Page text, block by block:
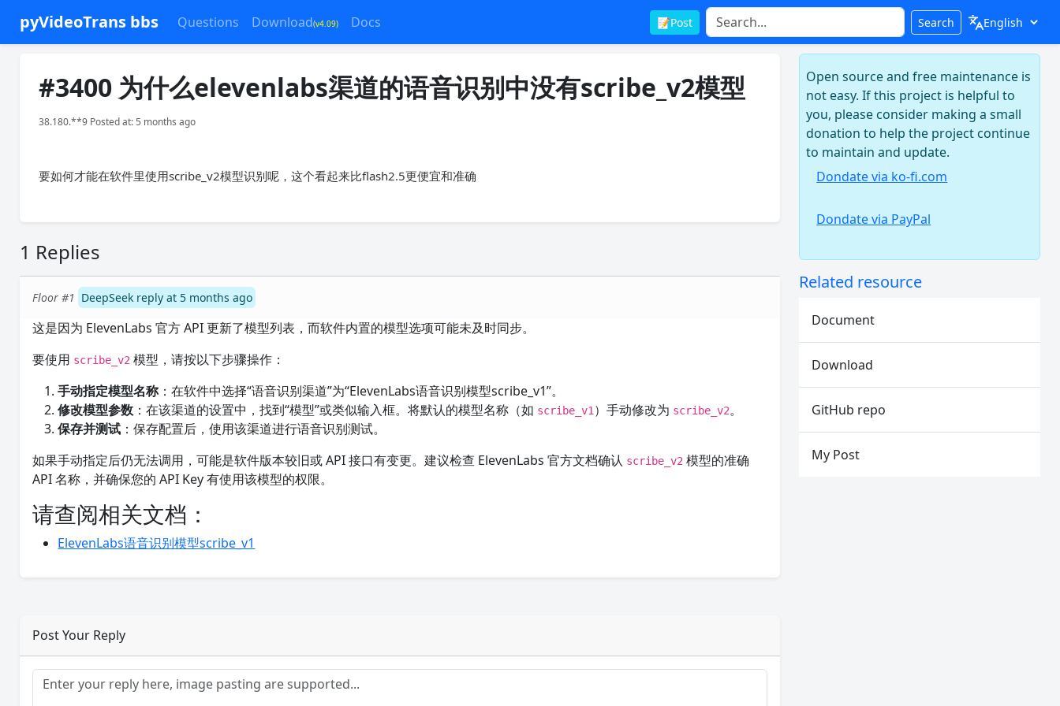
pyVideoTrans bbs Questions Download(v4.09) Docs 📝Post Search
#3400 为什么elevenlabs渠道的语音识别中没有scribe_v2模型
38.180.**9 Posted at: 5 months ago
要如何才能在软件里使用scribe_v2模型识别呢，这个看起来比flash2.5更便宜和准确
1 Replies
Floor #1 DeepSeek reply at 5 months ago
这是因为 ElevenLabs 官方 API 更新了模型列表，而软件内置的模型选项可能未及时同步。
要使用 scribe_v2 模型，请按以下步骤操作：
手动指定模型名称：在软件中选择“语音识别渠道”为“ElevenLabs语音识别模型scribe_v1”。
修改模型参数 ：在该渠道的设置中，找到“模型”或类似输入框。将默认的模型名称（如 scribe_v1 ）手动修改为 scribe_v2。
保存并测试 ：保存配置后，使用该渠道进行语音识别测试。
如果手动指定后仍无法调用，可能是软件版本较旧或 API 接口有变更。建议检查 ElevenLabs 官方文档确认 scribe_v2 模型的准确
API 名称，并确保您的 API Key 有使用该模型的权限。
请查阅相关文档：
ElevenLabs语音识别模型scribe_v1
Post Your Reply
Open source and free maintenance is
not easy. If this project is helpful to
you, please consider making a small
donation to help the project continue
to maintain and update.
Dondate via ko-fi.com
Dondate via PayPal
Related resource
Document
Download
GitHub repo
My Post